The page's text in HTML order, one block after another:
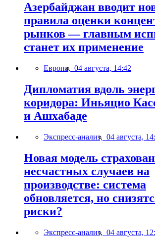
Азербайджан вводит
правила оценки
рынков — главным
станет их применение
Европа, 04 августа, 14:42
Дипломатия вдоль
коридора: Иньяцио
и Ашхабаде
Экспресс-анализ, 04 августа,
Новая модель
несчастных случаев на
производстве: система
обновляется, но
риски?
Экспресс-анализ, 04 августа,